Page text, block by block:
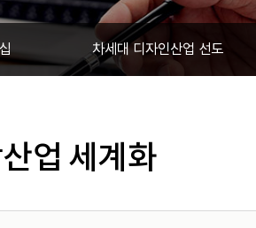
차세대 디자인산업 선도
업 세계화